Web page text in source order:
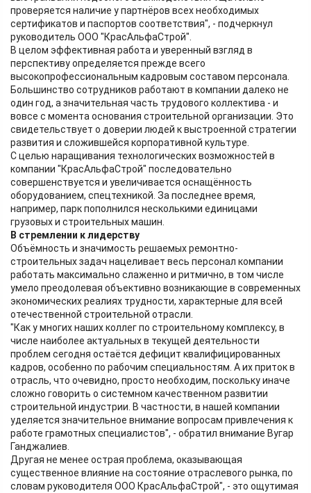
проверяется наличие у партнёров всех необходимых
сертификатов и паспортов соответствия", - подчеркнул
руководитель ООО "КрасАльфаСтрой".
В целом эффективная работа и уверенный взгляд в
перспективу определяется прежде всего
высокопрофессиональным кадровым составом персонала.
Большинство сотрудников работают в компании далеко не
один год, а значительная часть трудового коллектива - и
вовсе с момента основания строительной организации. Это
свидетельствует о доверии людей к выстроенной стратегии
развития и сложившейся корпоративной культуре.
С целью наращивания технологических возможностей в
компании "КрасАльфаСтрой" последовательно
совершенствуется и увеличивается оснащённость
оборудованием, спецтехникой. За последнее время,
например, парк пополнился несколькими единицами
грузовых и строительных машин.
В стремлении к лидерству
Объёмность и значимость решаемых ремонтно-
строительных задач нацеливает весь персонал компании
работать максимально слаженно и ритмично, в том числе
умело преодолевая объективно возникающие в современных
экономических реалиях трудности, характерные для всей
отечественной строительной отрасли.
"Как у многих наших коллег по строительному комплексу, в
числе наиболее актуальных в текущей деятельности
проблем сегодня остаётся дефицит квалифицированных
кадров, особенно по рабочим специальностям. А их приток в
отрасль, что очевидно, просто необходим, поскольку иначе
сложно говорить о системном качественном развитии
строительной индустрии. В частности, в нашей компании
уделяется значительное внимание вопросам привлечения к
работе грамотных специалистов", - обратил внимание Вугар
Ганджалиев.
Другая не менее острая проблема, оказывающая
существенное влияние на состояние отраслевого рынка, по
словам руководителя ООО КрасАльфаСтрой", - это ощутимая